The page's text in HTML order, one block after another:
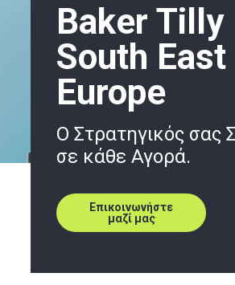
Baker Tilly
South East
Europe
O Στρατηγικός σας
σε κάθε Αγορά.
Επικοινωνήστε
μαζί μας